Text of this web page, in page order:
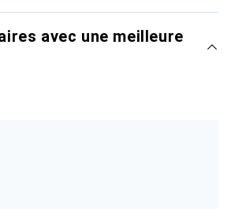
avec une meilleure